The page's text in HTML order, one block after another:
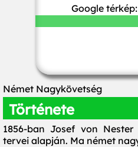
Google térkép:
Német Nagykövetség
Története
1856-ban Josef von
tervei alapján. Ma német